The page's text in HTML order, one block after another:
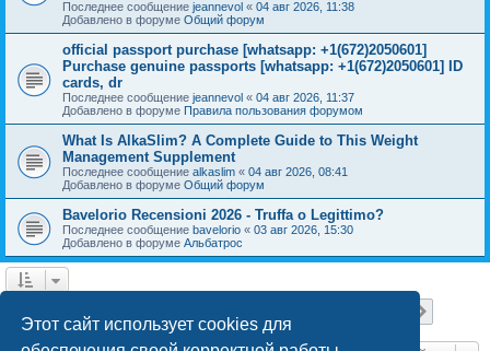
Этот сайт использует cookies для
Последнее сообщение jeannevol « 04 авг 2026, 11:38
Добавлено в форуме Общий форум
official passport purchase [whatsapp: +1(672)2050601]
Purchase genuine passports [whatsapp: +1(672)2050601] ID
cards, dr
Последнее сообщение jeannevol « 04 авг 2026, 11:37
Добавлено в форуме Правила пользования форумом
What Is AlkaSlim? A Complete Guide to This Weight
Management Supplement
Последнее сообщение alkaslim « 04 авг 2026, 08:41
Добавлено в форуме Общий форум
Bavelorio Recensioni 2026 - Truffa o Legittimo?
Последнее сообщение bavelorio « 03 авг 2026, 15:30
Добавлено в форуме Альбатрос